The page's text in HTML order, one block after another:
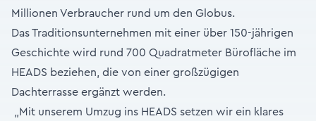
Millionen Verbraucher rund um den Globus.
Das Traditionsunternehmen mit einer über 150-jährigen
Geschichte wird rund 700 Quadratmeter Bürofläche im
HEADS beziehen, die von einer großzügigen
Dachterrasse ergänzt werden.
„Mit unserem Umzug ins HEADS setzen wir ein klares